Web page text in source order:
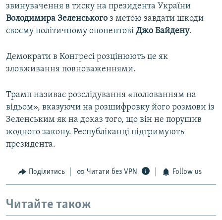
звинувачення в тиску на президента України
Володимира Зеленського з метою завдати шкоди
своєму політичному опонентові Джо Байдену.
Демократи в Конгресі розцінюють це як
зловживання повноваженнями.
Трамп називає розслідування «полюванням на
відьом», вказуючи на розшифровку його розмови із
Зеленським як на доказ того, що він не порушив
жодного закону. Республіканці підтримують
президента.
Поділитись Читати без VPN Follow us
Читайте також